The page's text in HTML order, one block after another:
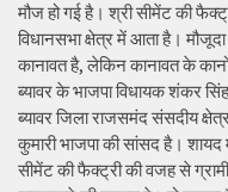
मौज हो गई है। श्री सीमेंट की
विधानसभा क्षेत्र में आता है।
कानावत है, लेकिन कानावत के
ब्यावर के भाजपा विधायक शंकर
ब्यावर जिला राजसमंद संसदीय
कुमारी भाजपा की सांसद है। शायद
सीमेंट की फैक्ट्री की वजह से